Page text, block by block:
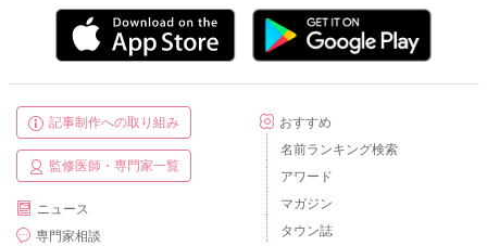
記事制作への取り組み
監修医師・専門家一覧
ニュース
専門家相談
おすすめ
名前ランキング検索
アワード
マガジン
タウン誌